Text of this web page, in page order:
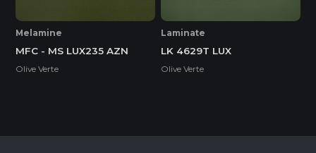
Melamine
MFC - MS LUX235 AZN
Olive Verte
Laminate
LK 4629T LUX
Olive Verte